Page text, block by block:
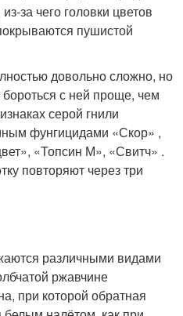
за чего головки цветов
пушистой
довольно сложно, но
бороться с ней проще, чем
серой гнили
фунгицидами «Скор» ,
«Топсин М», «Свитч» .
повторяют через три
различными видами
ржавчине
при которой обратная